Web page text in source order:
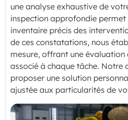
une analyse exhaustive de
inspection approfondie permet
inventaire précis des
de ces constatations, nous
mesure, offrant une
associé à chaque tâche. Notre
proposer une solution
ajustée aux particularités de